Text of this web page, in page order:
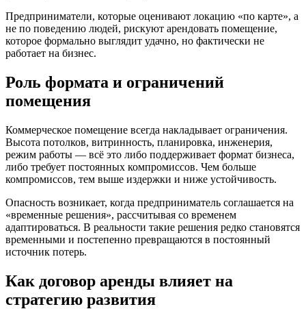
Предприниматели, которые оценивают локацию «по карте», а
не по поведению людей, рискуют арендовать помещение,
которое формально выглядит удачно, но фактически не
работает на бизнес.
Роль формата и ограничений
помещения
Коммерческое помещение всегда накладывает ограничения.
Высота потолков, витринность, планировка, инженерия,
режим работы — всё это либо поддерживает формат бизнеса,
либо требует постоянных компромиссов. Чем больше
компромиссов, тем выше издержки и ниже устойчивость.
Опасность возникает, когда предприниматель соглашается на
«временные решения», рассчитывая со временем
адаптироваться. В реальности такие решения редко становятся
временными и постепенно превращаются в постоянный
источник потерь.
Как договор аренды влияет на
стратегию развития